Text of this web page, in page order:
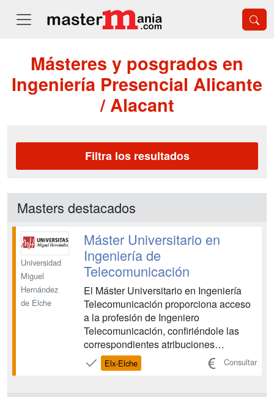
Másteres y posgrados en
Ingeniería Presencial Alicante
/ Alacant
Filtra los resultados
Masters destacados
Universidad
Miguel
Hernández
de Elche
Máster Universitario en
Ingeniería de
Telecomunicación
El Máster Universitario en Ingeniería
Telecomunicación proporciona acceso
a la profesión de Ingeniero
Telecomunicación, confiriéndole las
correspondientes atribuciones
profesionales. Al finalizar los estudios,
el alumno estará habilitado para
Elx-Elche Consultar